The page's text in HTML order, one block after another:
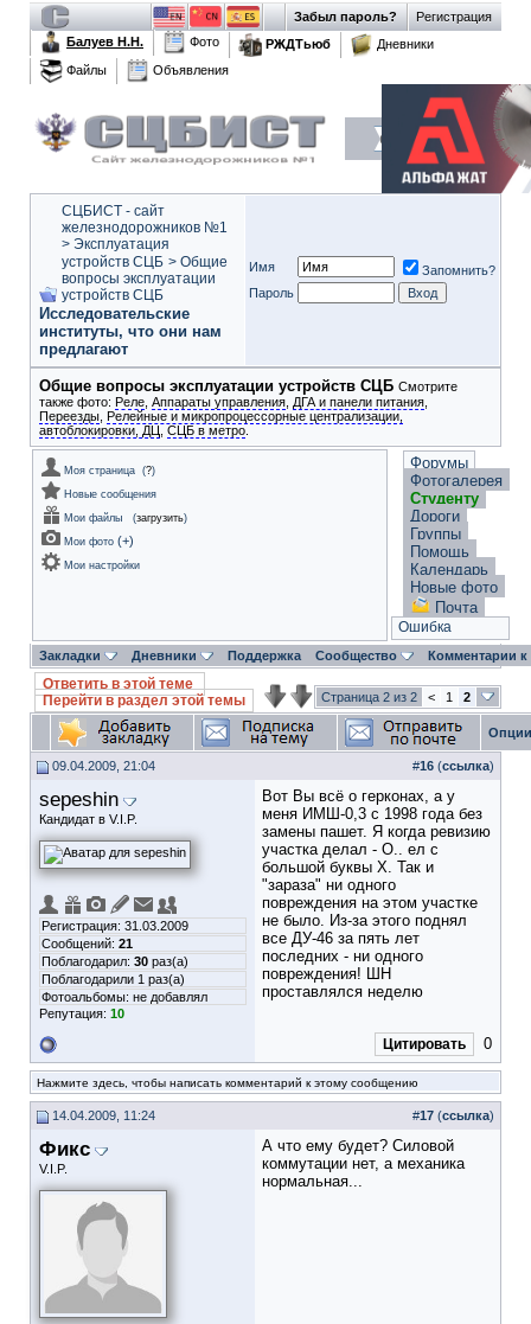
Регистрация
Забыл пароль?
Балуев Н.Н.
Фото РЖДТьюб
Дневники
Файлы
Объявления
СЦБИСТ - сайт
железнодорожников №1
> Эксплуатация
устройств СЦБ > Общие
вопросы эксплуатации
устройств СЦБ
Исследовательские
институты, что они нам
предлагают
Имя
Запомнить?
Пароль
Общие вопросы эксплуатации устройств СЦБ Смотрите
также фото: Реле Аппараты управления ДГА и панели питания
Переезды Релейные и микропроцессорные централизации,
автоблокировки, ДЦ СЦБ в метро
Моя страница (?)
Новые сообщения
Мои файлы
(загрузить)
Мои фото (+)
Мои настройки
Форумы
Фотогалерея
Студенту
Дороги
Группы
Помощь
Календарь
Новые фото
Почта
Ошибка
Закладки Дневники Поддержка Сообщество Комментарии
Ответить в этой теме
Перейти в раздел этой темы
Страница 2 из 2 < 1 2
09.04.2009, 21:04 #16 (ссылка)
sepeshin
Кандидат в V.I.P.
Регистрация: 31.03.2009
Сообщений: 21
Поблагодарил: 30 раз(а)
Поблагодарили 1 раз(а)
Фотоальбомы: не добавлял
Репутация: 10
Вот Вы всё о герконах, а у
меня ИМШ-0,3 с 1998 года без
замены пашет. Я когда ревизию
участка делал - О.. ел с
большой буквы Х. Так и
"зараза" ни одного
повреждения на этом участке
не было. Из-за этого поднял
все ДУ-46 за пять лет
последних - ни одного
повреждения! ШН
проставлялся неделю
Цитировать 0
Нажмите здесь, чтобы написать комментарий к этому сообщению
14.04.2009, 11:24 #17 (ссылка)
Фикс
V.I.P.
А что ему будет? Силовой
коммутации нет, а механика
нормальная...